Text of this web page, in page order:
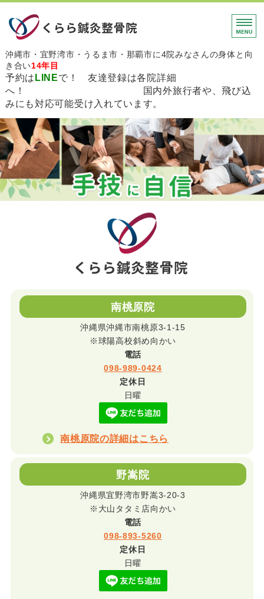
沖縄市・宜野湾市・うる
沖縄市・宜野湾市・うるま市・那覇市に4院みなさんの身体と向
き合い14年目
予約は LINEで！ 友達登録は各院詳細
へ！ 国内外旅行者や、飛び込
みにも対応可能受け入れています。
ホーム
メニュー・料金
会社概要
南桃原院
沖縄県沖縄市南桃原3-1-15
※球陽高校斜め向かい
電話
098-989-0424
定休日
日曜
南桃原院の詳細はこちら
野嵩院
沖縄県宜野湾市野嵩3-20-3
※大山タタミ店向かい
電話
098-893-5260
定休日
日曜